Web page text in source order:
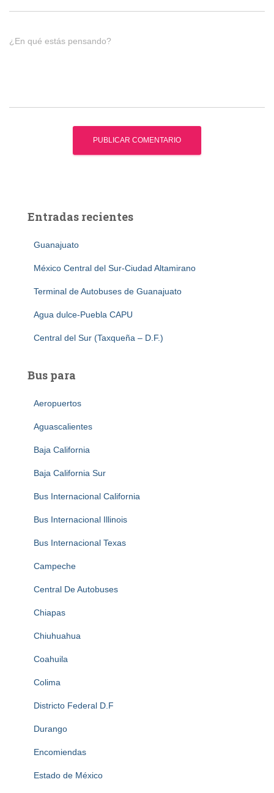
¿En qué estás pensando?
Entradas recientes
Guanajuato
México Central del Sur-Ciudad Altamirano
Terminal de Autobuses de Guanajuato
Agua dulce-Puebla CAPU
Central del Sur (Taxqueña – D.F.)
Bus para
Aeropuertos
Aguascalientes
Baja California
Baja California Sur
Bus Internacional California
Bus Internacional Illinois
Bus Internacional Texas
Campeche
Central De Autobuses
Chiapas
Chiuhuahua
Coahuila
Colima
Districto Federal D.F
Durango
Encomiendas
Estado de México